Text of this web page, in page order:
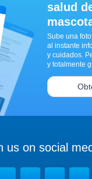
salud
Sube una
al instante
y cuidados.
y totalmente
us on social